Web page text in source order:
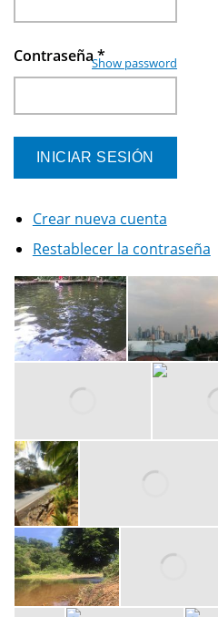
Contraseña*
Show password
Crear nueva cuenta
Restablecer la contraseña